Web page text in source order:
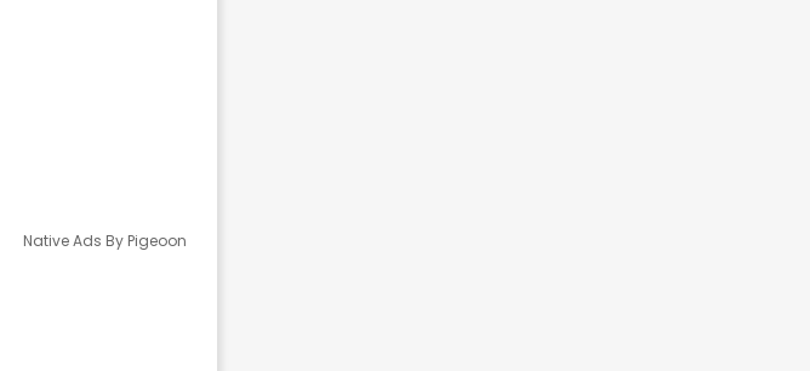
Native Ads By Pigeoon